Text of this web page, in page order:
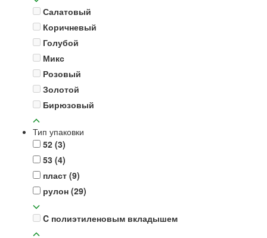
Салатовый
Коричневый
Голубой
Микс
Розовый
Золотой
Бирюзовый
Тип упаковки
52 (3)
53 (4)
пласт (9)
рулон (29)
C полиэтиленовым вкладышем